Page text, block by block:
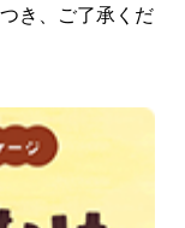
き、ご了承くだ